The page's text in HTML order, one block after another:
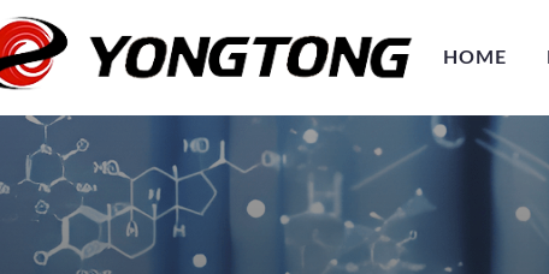
HOME